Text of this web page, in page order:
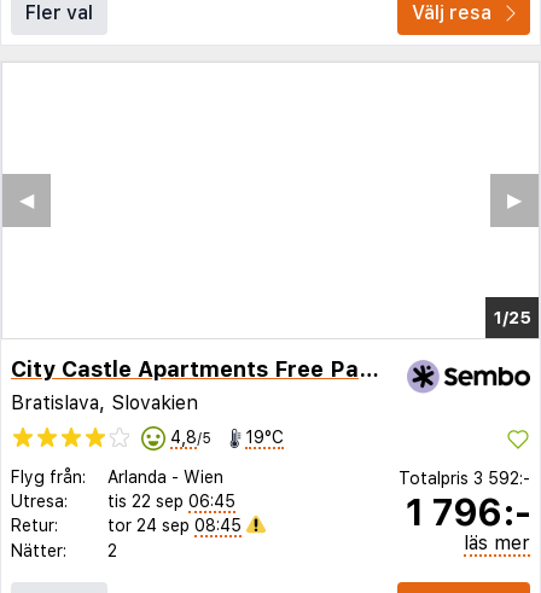
Fler val Välj resa
1/20
▶︎
◀︎
City Castle Apartments Free Parking
Bratislava, Slovakien
4,8/5 19°C
Flyg från: Arlanda - Wien
Utresa:
tis 22 sep 06:45
Retur:
tor 24 sep 08:45
Nätter:
2
Totalpris 3 592:-
1 796:-
läs mer